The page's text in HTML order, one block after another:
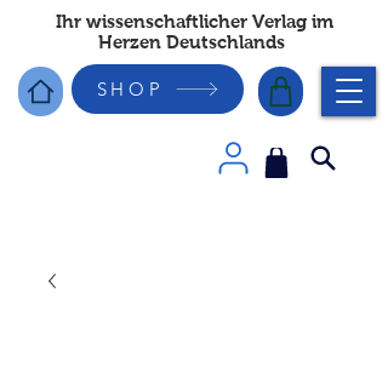
Ihr wissenschaftlicher Verlag im
Herzen Deutschlands
SHOP